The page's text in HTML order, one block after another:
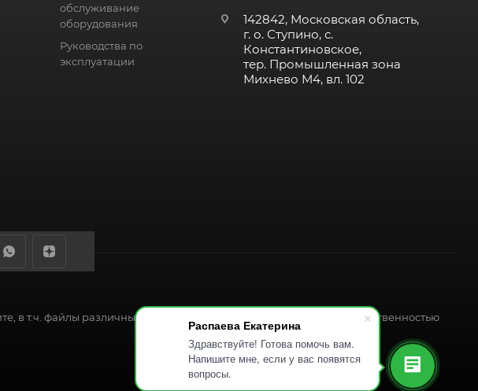
Распаева Екатерина
Здравствуйте! Готова помочь вам.
Напишите мне, если у вас появятся
вопросы.
обслуживание
оборудования
Руководства по
эксплуатации
142842, Московская область,
г. о. Ступино, с.
Константиновское,
тер. Промышленная зона
Михнево М4, вл. 102
т.ч. файлы различных форматов, является интеллектуальной собственностью